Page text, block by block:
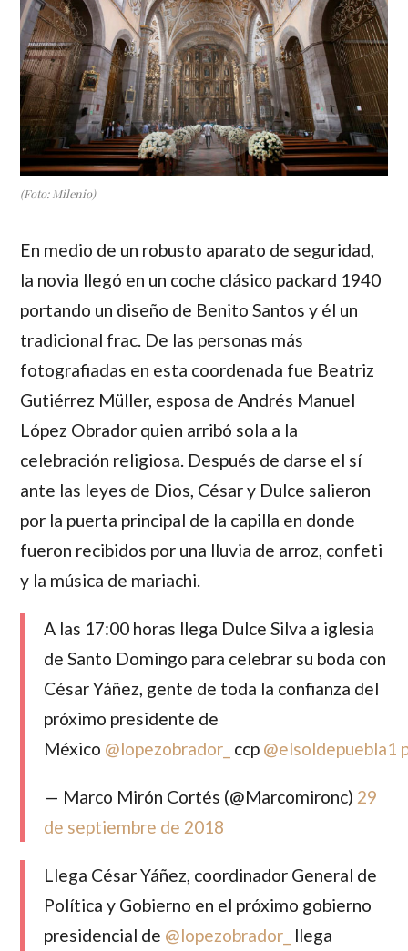
(Foto: Milenio)
En medio de un robusto aparato de seguridad,
la novia llegó en un coche clásico packard 1940
portando un diseño de Benito Santos y él un
tradicional frac. De las personas más
fotografiadas en esta coordenada fue Beatriz
Gutiérrez Müller, esposa de Andrés Manuel
López Obrador quien arribó sola a la
celebración religiosa. Después de darse el sí
ante las leyes de Dios, César y Dulce salieron
por la puerta principal de la capilla en donde
fueron recibidos por una lluvia de arroz, confeti
y la música de mariachi.
A las 17:00 horas llega Dulce Silva a iglesia
de Santo Domingo para celebrar su boda con
César Yáñez, gente de toda la confianza del
próximo presidente de
México @lopezobrador_ ccp @elsoldepuebla1
— Marco Mirón Cortés (@Marcomironc) 29
de septiembre de 2018
Llega César Yáñez, coordinador General de
Política y Gobierno en el próximo gobierno
presidencial de @lopezobrador_ llega